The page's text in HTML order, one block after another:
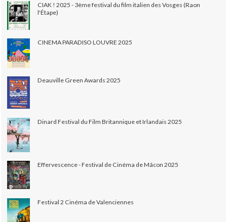
CIAK ! 2025 - 3ème festival du film italien des Vosges (Raon
l'Étape)
CINEMA PARADISO LOUVRE 2025
Deauville Green Awards 2025
Dinard Festival du Film Britannique et Irlandais 2025
Effervescence - Festival de Cinéma de Mâcon 2025
Festival 2 Cinéma de Valenciennes